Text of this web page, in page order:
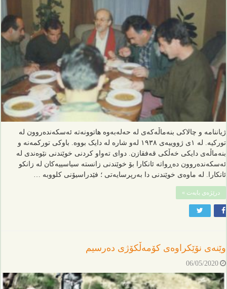
ژیاننامە و چالاکی بنەماڵەکەی لە حەلەبەوە هاتوونەتە ئەسکەندەروون لە
تورکیە. لە ١ی ژووییەی ١٩٣٨ لەو شارە لە دایک بووە. باوکی تورکمەنە و
بنەماڵەی دایکی خەڵکی قەفقازن. دوای تەواو کردنی خوێندنی نێوەندی لە
ئەسکەندەروون دەڕواتە ئانکارا بۆ خوێندنی زانستە سیاسییەکان لە زانکو
ئانکارا. لە ماوەی خوێندنی دا بەرپرسایەتی ؛ فێدراسیۆنی کلووبه …
درێژەی بابەت »
وێنەی نۆێکراوەی کۆمەڵکۆژی دەرسیم
06/05/2020